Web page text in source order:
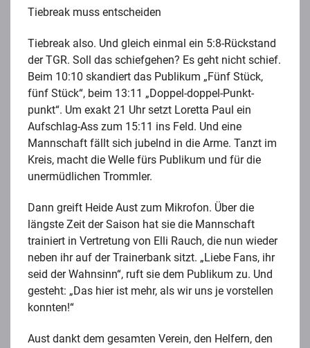
Tiebreak muss entscheiden
Tiebreak also. Und gleich einmal ein 5:8-Rückstand
der TGR. Soll das schiefgehen? Es geht nicht schief.
Beim 10:10 skandiert das Publikum „Fünf Stück,
fünf Stück“, beim 13:11 „Doppel-doppel-Punkt-
punkt“. Um exakt 21 Uhr setzt Loretta Paul ein
Aufschlag-Ass zum 15:11 ins Feld. Und eine
Mannschaft fällt sich jubelnd in die Arme. Tanzt im
Kreis, macht die Welle fürs Publikum und für die
unermüdlichen Trommler.
Dann greift Heide Aust zum Mikrofon. Über die
längste Zeit der Saison hat sie die Mannschaft
trainiert in Vertretung von Elli Rauch, die nun wieder
neben ihr auf der Trainerbank sitzt. „Liebe Fans, ihr
seid der Wahnsinn“, ruft sie dem Publikum zu. Und
gesteht: „Das hier ist mehr, als wir uns je vorstellen
konnten!“
Aust dankt dem gesamten Verein, den Helfern, den